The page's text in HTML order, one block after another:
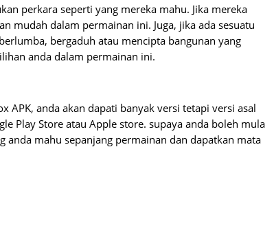
perkara seperti yang mereka mahu. Jika mereka
mudah dalam permainan ini. Juga, jika ada sesuatu
bergaduh atau mencipta bangunan yang
anda dalam permainan ini.
APK, anda akan dapati banyak versi tetapi versi asal
Play Store atau Apple store. supaya anda boleh mula
anda mahu sepanjang permainan dan dapatkan mata